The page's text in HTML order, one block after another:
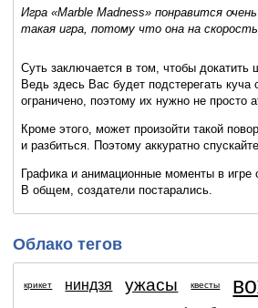
Игра «Marble Madness» понравится
такая игра, потому что она на
Суть заключается в том, чтобы докатить
Ведь здесь Вас будет подстерегать
ограничено, поэтому их нужно не просто
Кроме этого, может произойти такой
и разбиться. Поэтому аккуратно
Графика и анимационные моменты в игре
В общем, создатели постарались.
Облако тегов
крикет ниндзя ужасы квесты